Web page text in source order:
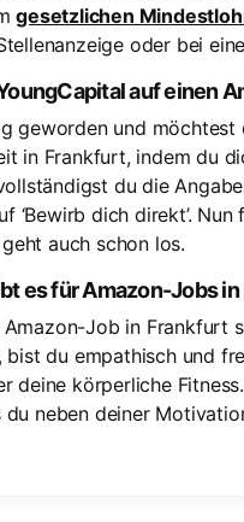
gesetzlichen
oder bei
auf einen
geworden und möchtest
in Frankfurt, indem du
du die
‘Bewirb dich direkt’.
auch schon los.
es für Amazon-Jobs
Job in Frankfurt
du empathisch und
deine körperliche
du neben deiner